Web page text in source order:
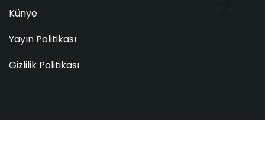
Künye
Yayın Politikası
Gizlilik Politikası